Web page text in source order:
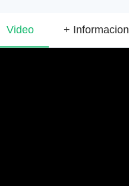
Video + Informacion